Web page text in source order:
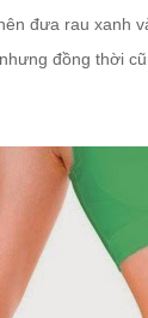
đưa rau xanh
đồng thời